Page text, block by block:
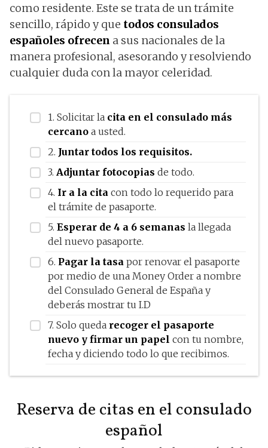
como residente. Este se trata de un trámite
sencillo, rápido y que todos consulados
españoles ofrecen a sus nacionales de la
manera profesional, asesorando y resolviendo
cualquier duda con la mayor celeridad.
1. Solicitar la cita en el consulado más
cercano a usted.
2. Juntar todos los requisitos.
3. Adjuntar fotocopias de todo.
4. Ir a la cita con todo lo requerido para
el trámite de pasaporte.
5. Esperar de 4 a 6 semanas la llegada
del nuevo pasaporte.
6. Pagar la tasa por renovar el pasaporte
por medio de una Money Order a nombre
del Consulado General de España y
deberás mostrar tu I.D
7. Solo queda recoger el pasaporte
nuevo y firmar un papel con tu nombre,
fecha y diciendo todo lo que recibimos.
Reserva de citas en el consulado
español